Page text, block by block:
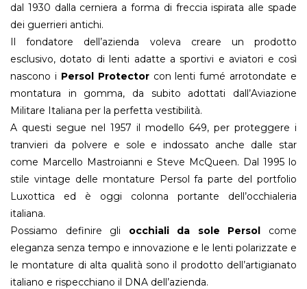
dal 1930 dalla cerniera a forma di freccia ispirata alle spade
dei guerrieri antichi.
Il fondatore dell’azienda voleva creare un prodotto
esclusivo, dotato di lenti adatte a sportivi e aviatori e così
nascono i Persol Protectorcon lenti fumé arrotondate e
montatura in gomma, da subito adottati dall’Aviazione
Militare Italiana per la perfetta vestibilità.
A questi segue nel 1957 il modello 649, per proteggere i
tranvieri da polvere e sole e indossato anche dalle star
come Marcello Mastroianni e Steve McQueen. Dal 1995 lo
stile vintage delle montature Persol fa parte del portfolio
Luxottica ed è oggi colonna portante dell’occhialeria
italiana.
Possiamo definire gli occhiali da sole Persol come
eleganza senza tempo e innovazione e le lenti polarizzate e
le montature di alta qualità sono il prodotto dell’artigianato
italiano e rispecchiano il DNA dell’azienda.